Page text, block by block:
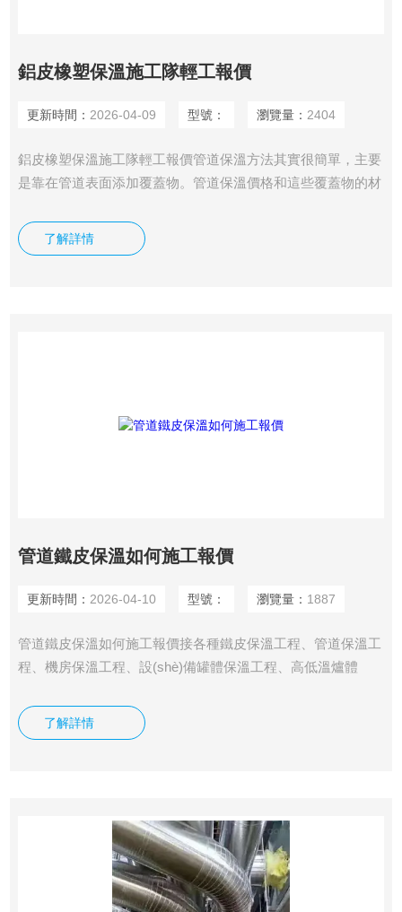
鋁皮橡塑保溫施工隊輕工報價
更新時間： 2026-04-09 型號： 瀏覽量： 2404
鋁皮橡塑保溫施工隊輕工報價管道保溫方法其實很簡單，主要
是靠在管道表面添加覆蓋物。管道保溫價格和這些覆蓋物的材
要是泡沫塑料和保溫涂層。這些覆蓋物能夠抵抗外界冷空氣的
侵襲，主要是根據(jù)它較差的導(dǎo)熱性，隔絕溫度的影
了解詳情
管道鐵皮保溫如何施工報價
更新時間： 2026-04-10 型號： 瀏覽量： 1887
管道鐵皮保溫如何施工報價接各種鐵皮保溫工程、管道保溫工
程、機房保溫工程、設(shè)備罐體保溫工程、高低溫爐體
泡石復(fù)合保溫材料、巖棉、玻璃棉、硅酸鋁、橡塑、聚氨
酯等各種保溫材料。
了解詳情